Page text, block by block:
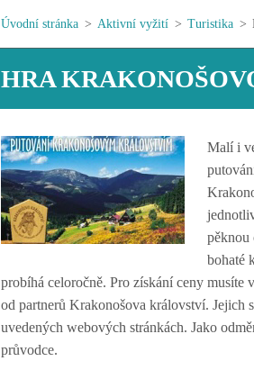
Úvodní stránka > Aktivní vyžití > Turistika >
HRA
Malí i
pěknou
bohaté
probíhá celoročně. Pro získání ceny
od partnerů Krakonošova království. Jejich
uvedených webových stránkách. Jako
průvodce.